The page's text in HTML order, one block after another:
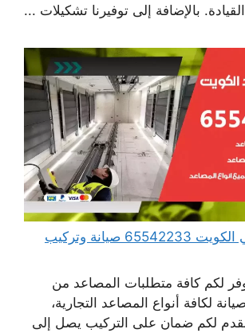
بالإضافة إلى توفيرنا تشكيلات ...
صيانة مصاعد في الكويت 65542233 صيانة وتركيب
لكم كافة متطلبات المصاعد من
لكافة أنواع المصاعد التجارية،
لكم ضمان على التركيب يصل إلى